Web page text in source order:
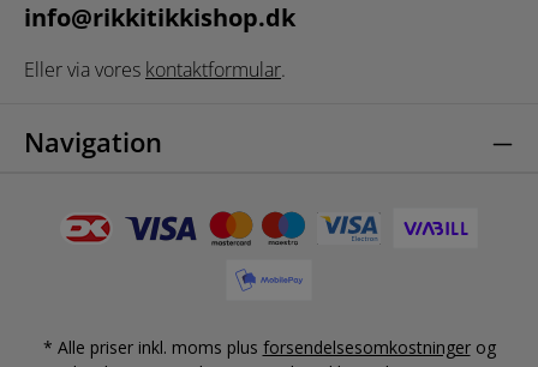
info@rikkitikkishop.dk
Eller via vores kontaktformular.
Navigation
* Alle priser inkl. moms plus forsendelsesomkostningerog